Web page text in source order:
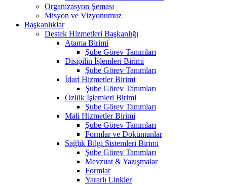
Organizasyon Şeması
Misyon ve Vizyonumuz
Başkanlıklar
Destek Hizmetleri Başkanlığı
Atama Birimi
Şube Görev Tanımları
Disipilin İşlemleri Birimi
Şube Görev Tanımları
İdari Hizmetler Birimi
Şube Görev Tanımları
Özlük İşlemleri Birimi
Şube Görev Tanımları
Mali Hizmetler Birimi
Şube Görev Tanımları
Formlar ve Dokümanlar
Sağlık Bilgi Sistemleri Birimi
Şube Görev Tanımları
Mevzuat & Yazışmalar
Formlar
Yararlı Linkler